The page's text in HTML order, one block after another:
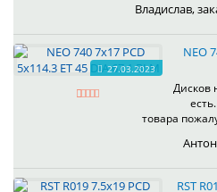
Владислав,
27.03.2023
NEO
Дисков
товара
Антон
RST